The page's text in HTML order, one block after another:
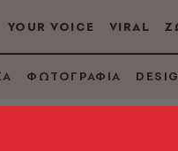
YOUR VOICE VIRAL
ΦΩΤΟΓΡΑΦΙΑ